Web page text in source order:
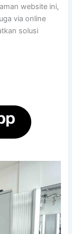
website ini,
via online
solusi